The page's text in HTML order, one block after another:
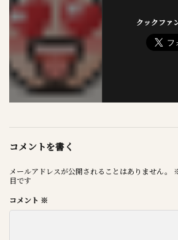
クックファ
コメントを書く
メールアドレスが公開されることはありません。
目です
コメント ※